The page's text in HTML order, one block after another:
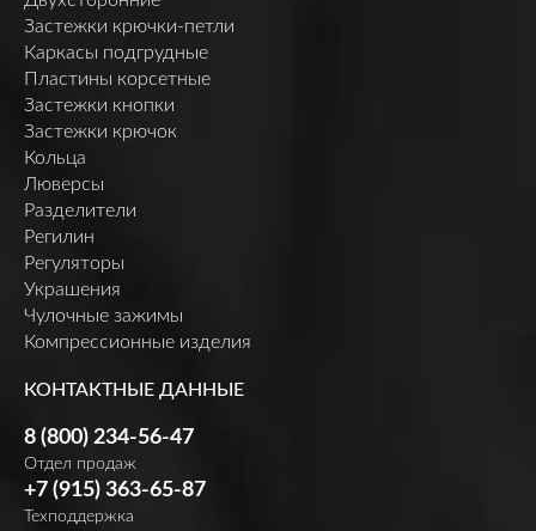
Застежки крючки-петли
Каркасы подгрудные
Пластины корсетные
Застежки кнопки
Застежки крючок
Кольца
Люверсы
Разделители
Регилин
Регуляторы
Украшения
Чулочные зажимы
Компрессионные изделия
КОНТАКТНЫЕ ДАННЫЕ
8 (800) 234-56-47
Отдел продаж
+7 (915) 363-65-87
Техподдержка